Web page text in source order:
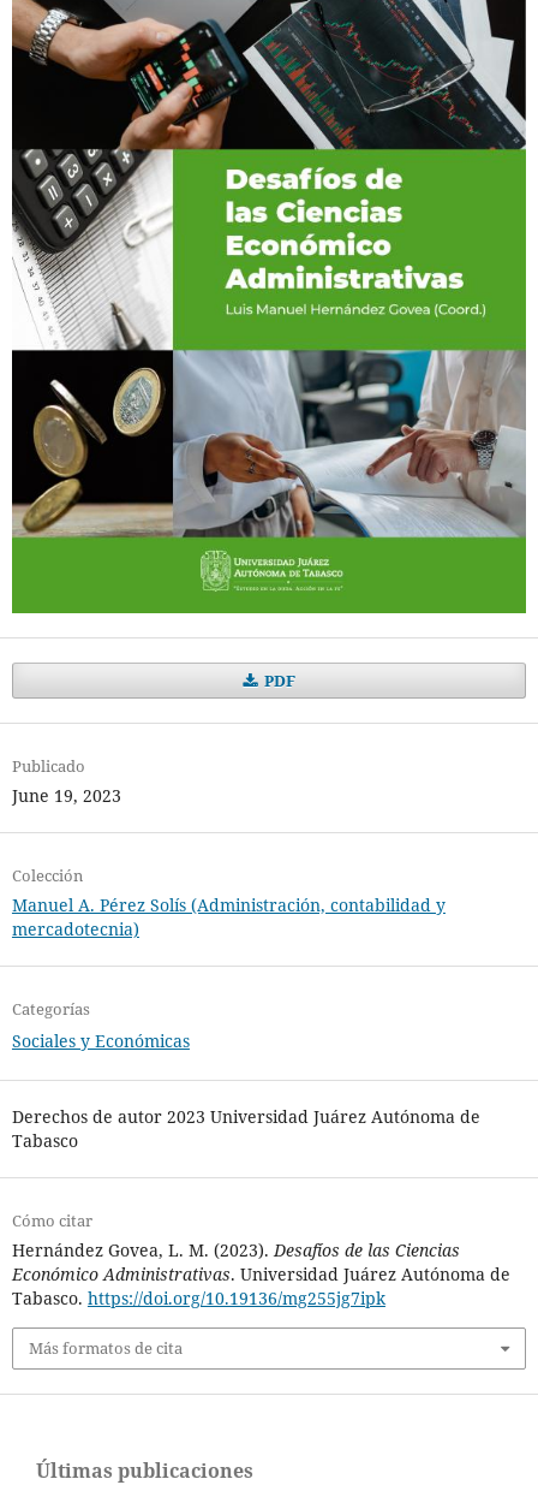
PDF
Publicado
June 19, 2023
Colección
Manuel A. Pérez Solís (Administración, contabilidad y
mercadotecnia)
Categorías
Sociales y Económicas
Derechos de autor 2023 Universidad Juárez Autónoma de
Tabasco
Cómo citar
Hernández Govea, L. M. (2023).Desafíos de las Ciencias
Económico Administrativas. Universidad Juárez Autónoma de
Tabasco. https://doi.org/10.19136/mg255jg7ipk
Más formatos de cita
Últimas publicaciones